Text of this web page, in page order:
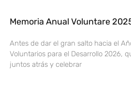
Memoria Anual Voluntare
Antes de dar el gran salto hacia el
Voluntarios para el Desarrollo 2026,
juntos atrás y celebrar